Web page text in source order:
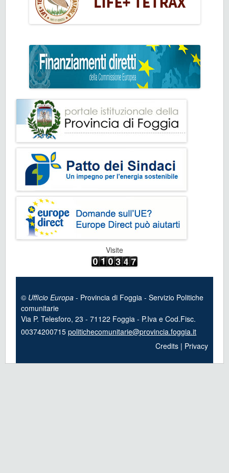
Visite
© Ufficio Europa - Provincia di Foggia - Servizio Politiche
comunitarie
Via P. Telesforo, 23 - 71122 Foggia - P.Iva e Cod.Fisc.
00374200715politichecomunitarie@provincia.foggia.it
Credits | Privacy